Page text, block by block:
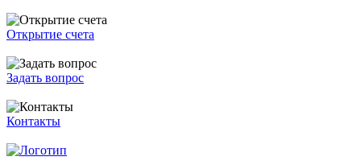
Открытие счета
Задать вопрос
Контакты